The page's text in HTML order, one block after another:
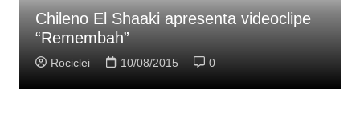
Chileno El Shaaki apresenta videoclipe
“Remembah”
Rociclei 10/08/2015 0